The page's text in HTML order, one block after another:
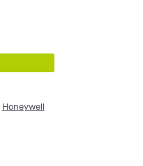
Honeywell